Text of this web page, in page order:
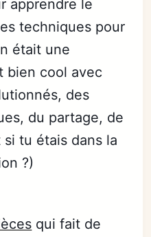
apprendre le
techniques pour
était une
bien cool avec
des
du partage, de
tu étais dans la
?)
qui fait de